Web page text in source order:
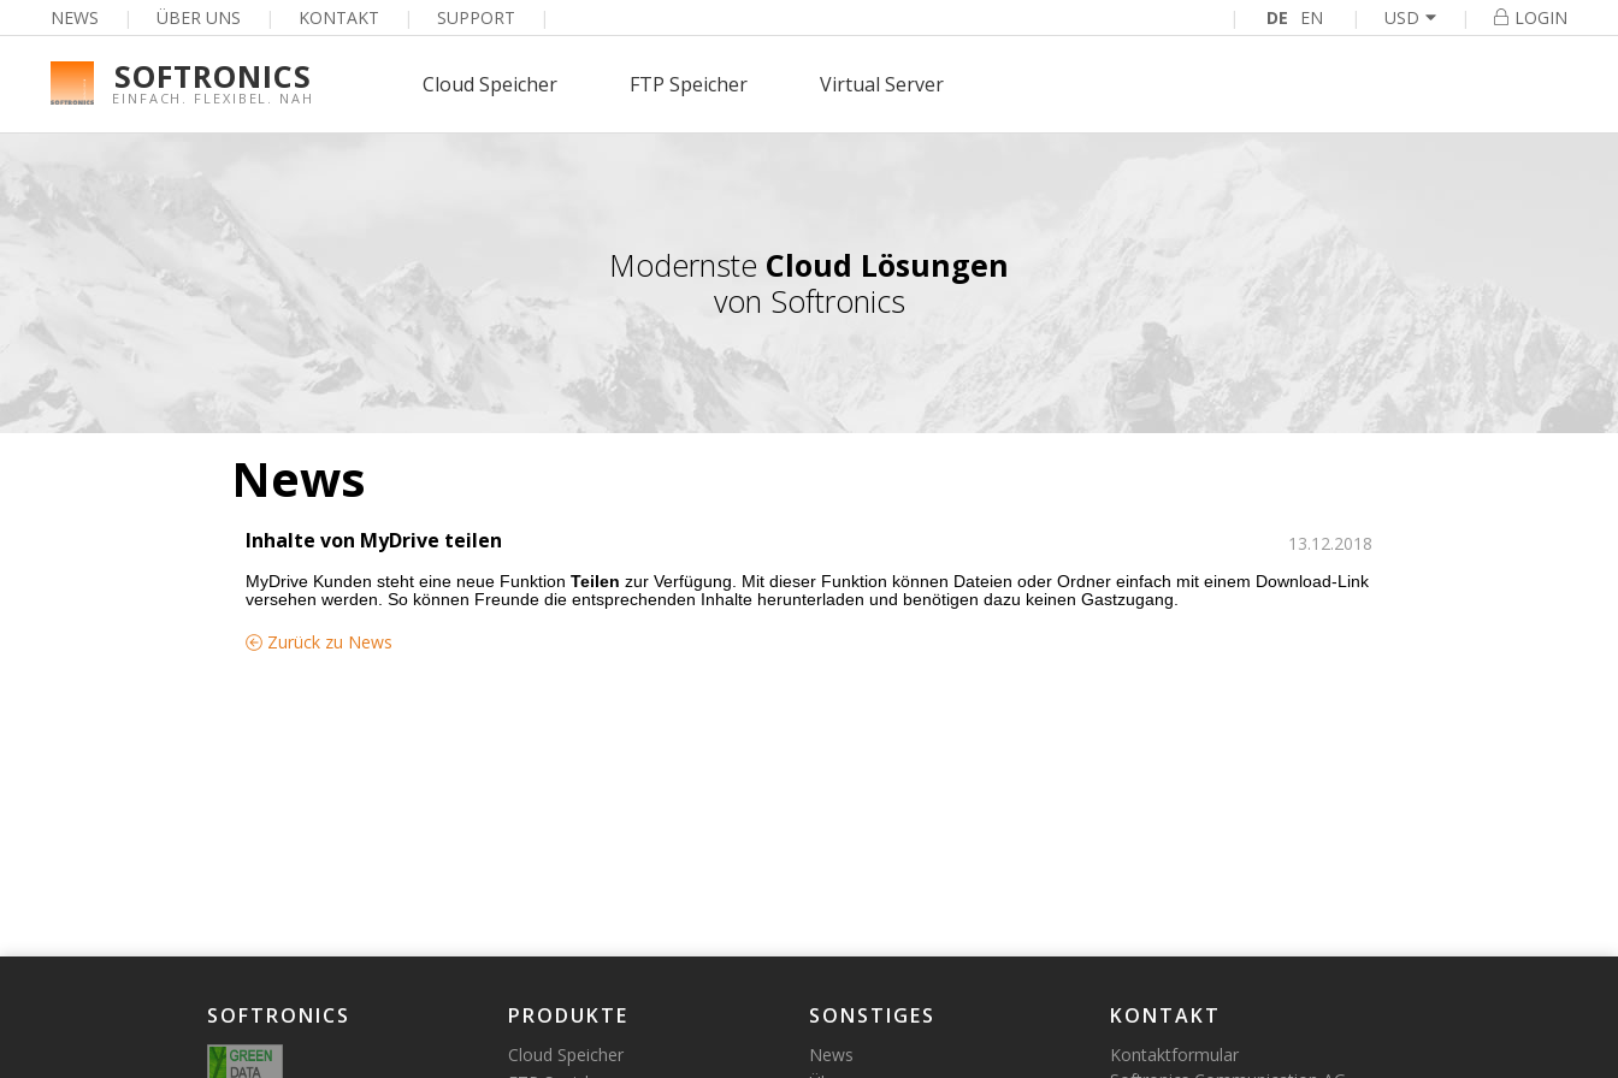
NEWS | ÜBER UNS | KONTAKT | SUPPORT | | DE EN | USD | LOGIN
SOFTRONICS
EINFACH. FLEXIBEL. NAH
Cloud Speicher FTP Speicher Virtual Server
Modernste Cloud Lösungen
von Softronics
News
Inhalte von MyDrive teilen 13.12.2018
MyDrive Kunden steht eine neue Funktion Teilen zur Verfügung. Mit dieser Funktion können Dateien oder Ordner einfach mit einem Download-Link
versehen werden. So können Freunde die entsprechenden Inhalte herunterladen und benötigen dazu keinen Gastzugang.
Zurück zu News
SOFTRONICS PRODUKTE
Cloud Speicher
SONSTIGES
News
KONTAKT
Kontaktformular